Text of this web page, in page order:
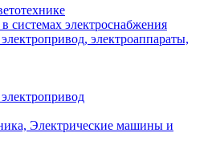
системах электроснабжения
электроаппараты,
Электрические машины и